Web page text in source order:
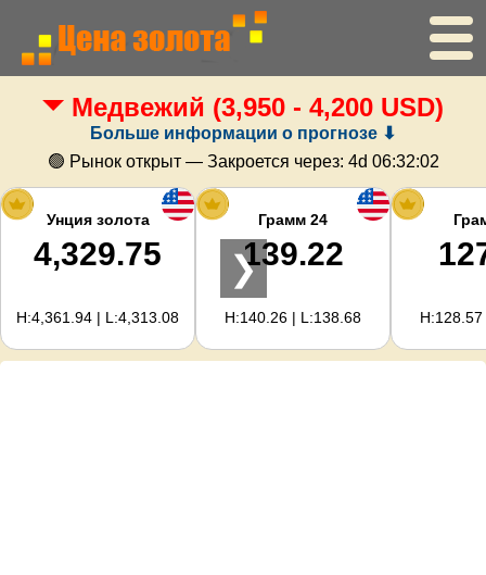
Главная
Цена золота
Цена серебра
Калькулятор золота
Для вебмастеров
Медвежий (3,950 - 4,200 USD)
Больше информации о прогнозе ⬇
🟢 Рынок открыт — Закроется через: 4d 06:32:02
Унция золота
4,329.75
H:4,361.94 | L:4,313.08
Грамм 24
139.22
H:140.26 | L:138.68
❯